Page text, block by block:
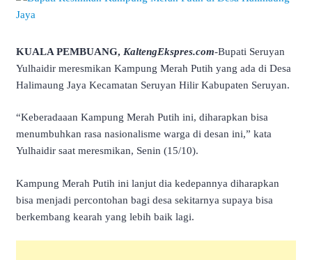
KUALA PEMBUANG, KaltengEkspres.com-Bupati Seruyan
Yulhaidir meresmikan Kampung Merah Putih yang ada di Desa
Halimaung Jaya Kecamatan Seruyan Hilir Kabupaten Seruyan.
“Keberadaaan Kampung Merah Putih ini, diharapkan bisa
menumbuhkan rasa nasionalisme warga di desan ini,” kata
Yulhaidir saat meresmikan, Senin (15/10).
Kampung Merah Putih ini lanjut dia kedepannya diharapkan
bisa menjadi percontohan bagi desa sekitarnya supaya bisa
berkembang kearah yang lebih baik lagi.